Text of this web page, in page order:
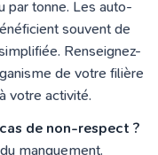
par tonne. Les auto-
souvent de
Renseignez-
de votre filière
votre activité.
de non-respect ?
manquement.